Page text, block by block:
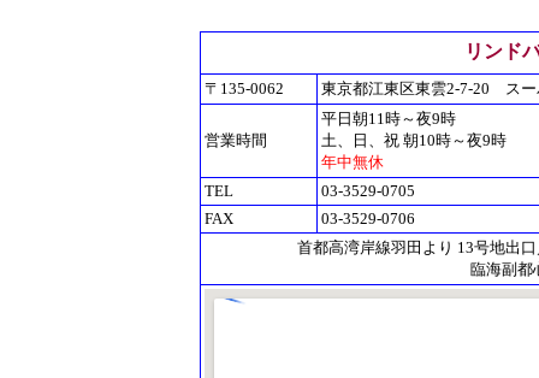
リンド
〒135-0062 東京都江東区東雲2-7-20 ス
営業時間
平日朝11時～夜9時
土、日、祝 朝10時～夜9時
年中無休
TEL
03-3529-0705
FAX
03-3529-0706
首都高湾岸線羽田より 13号地出
臨海副都